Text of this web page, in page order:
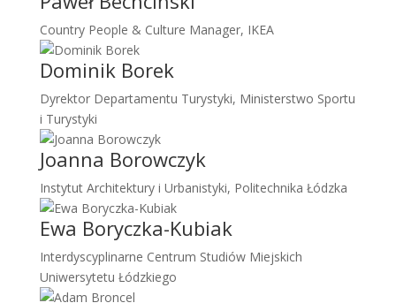
Country People & Culture Manager, IKEA
Dominik Borek
Dyrektor Departamentu Turystyki, Ministerstwo Sportu
i Turystyki
Joanna Borowczyk
Instytut Architektury i Urbanistyki, Politechnika Łódzka
Ewa Boryczka-Kubiak
Interdyscyplinarne Centrum Studiów Miejskich
Uniwersytetu Łódzkiego